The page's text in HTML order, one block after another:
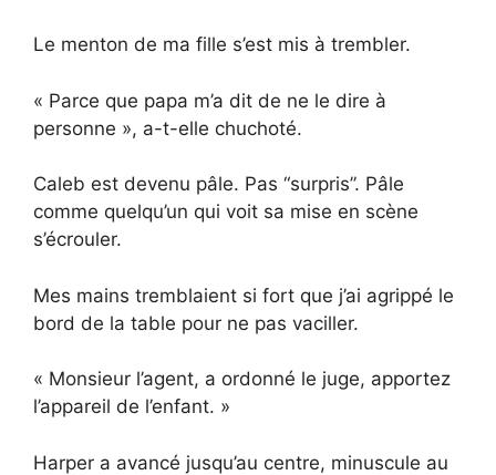
Le menton de ma fille s’est mis à trembler.
« Parce que papa m’a dit de ne le dire à
personne », a-t-elle chuchoté.
Caleb est devenu pâle. Pas “surpris”. Pâle
comme quelqu’un qui voit sa mise en scène
s’écrouler.
Mes mains tremblaient si fort que j’ai agrippé le
bord de la table pour ne pas vaciller.
« Monsieur l’agent, a ordonné le juge, apportez
l’appareil de l’enfant. »
Harper a avancé jusqu’au centre, minuscule au